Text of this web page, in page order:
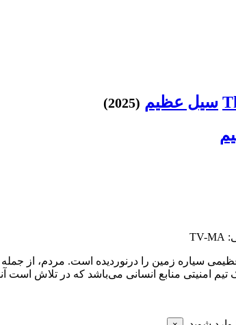
سیل عظیم (2025)
سیاره زمین را درنوردیده است. مردم، از جمله
منابع انسانی می‌باشد که در تلاش است